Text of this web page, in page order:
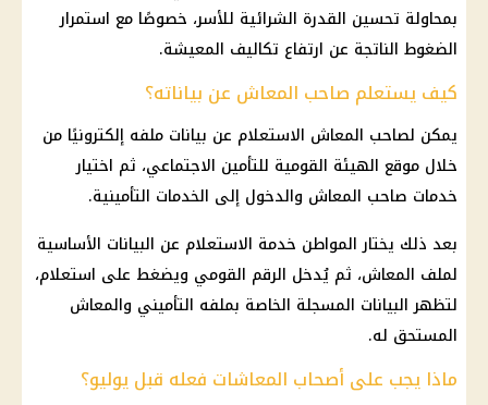
بمحاولة تحسين القدرة الشرائية للأسر، خصوصًا مع استمرار
الضغوط الناتجة عن ارتفاع تكاليف المعيشة.
كيف يستعلم صاحب المعاش عن بياناته؟
يمكن لصاحب المعاش الاستعلام عن بيانات ملفه إلكترونيًا من
خلال موقع الهيئة القومية للتأمين الاجتماعي، ثم اختيار
خدمات صاحب المعاش والدخول إلى الخدمات التأمينية.
بعد ذلك يختار المواطن خدمة الاستعلام عن البيانات الأساسية
لملف المعاش، ثم يُدخل الرقم القومي ويضغط على استعلام،
لتظهر البيانات المسجلة الخاصة بملفه التأميني والمعاش
المستحق له.
ماذا يجب على أصحاب المعاشات فعله قبل يوليو؟